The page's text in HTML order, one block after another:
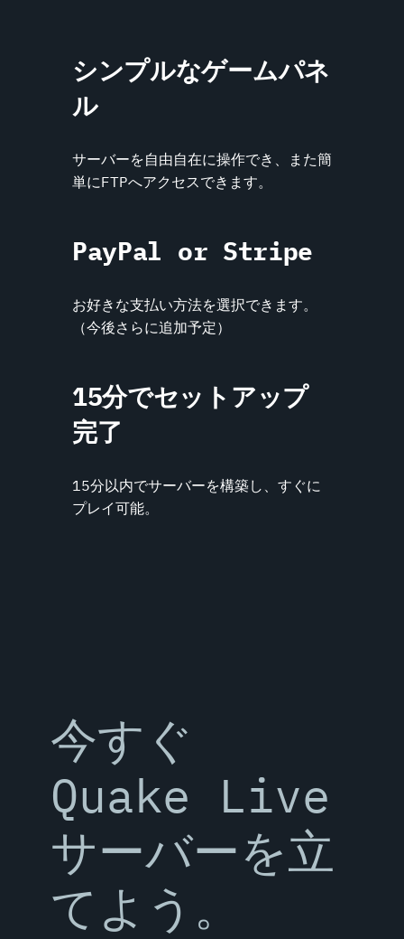
シンプルなゲームパネ
ル
サーバーを自由自在に操作でき、また簡
単にFTPへアクセスできます。
PayPal or Stripe
お好きな支払い方法を選択できます。
（今後さらに追加予定）
15分でセットアップ
完了
15分以内でサーバーを構築し、すぐに
プレイ可能。
今すぐ
Quake Live
サーバーを立
てよう。